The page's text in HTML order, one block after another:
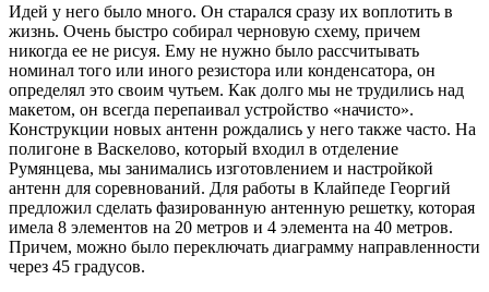
Идей у него было много. Он старался сразу их воплотить в
жизнь. Очень быстро собирал черновую схему, причем
никогда ее не рисуя. Ему не нужно было рассчитывать
номинал того или иного резистора или конденсатора, он
определял это своим чутьем. Как долго мы не трудились над
макетом, он всегда перепаивал устройство «начисто».
Конструкции новых антенн рождались у него также часто. На
полигоне в Васкелово, который входил в отделение
Румянцева, мы занимались изготовлением и настройкой
антенн для соревнований. Для работы в Клайпеде Георгий
предложил сделать фазированную антенную решетку, которая
имела 8 элементов на 20 метров и 4 элемента на 40 метров.
Причем, можно было переключать диаграмму направленности
через 45 градусов.